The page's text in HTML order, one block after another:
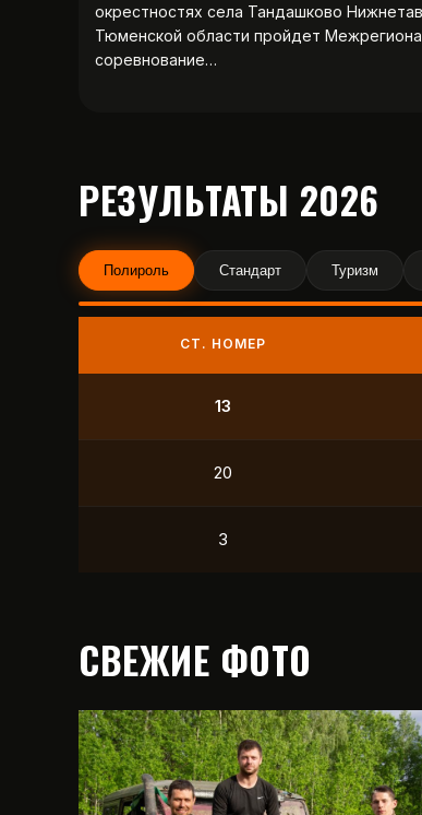
окрестностях села Тандашково
Тюменской области пройдет
соревнование…
РЕЗУЛЬТАТЫ 2026
Полироль Стандарт Туризм
СТ. НОМЕР
9
21
12
СВЕЖИЕ ФОТО